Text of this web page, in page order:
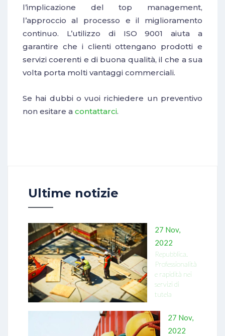
l’implicazione del top management,
l’approccio al processo e il miglioramento
continuo. L’utilizzo di ISO 9001 aiuta a
garantire che i clienti ottengano prodotti e
servizi coerenti e di buona qualità, il che a sua
volta porta molti vantaggi commerciali.
Se hai dubbi o vuoi richiedere un preventivo
non esitare a contattarci.
Ultime notizie
27 Nov,
2022
Repubblica.
Professionalità
e rapidità nei
servizi di
tutela
27 Nov,
2022